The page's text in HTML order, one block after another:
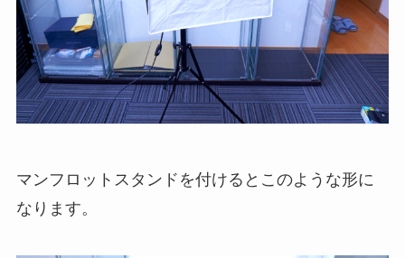
マンフロットスタンドを付けるとこのような形に
なります。